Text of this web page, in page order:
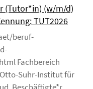
(Tutor*in) (w/m/d)
TUT2026
beruf-
Fachbereich
Suhr-Institut für